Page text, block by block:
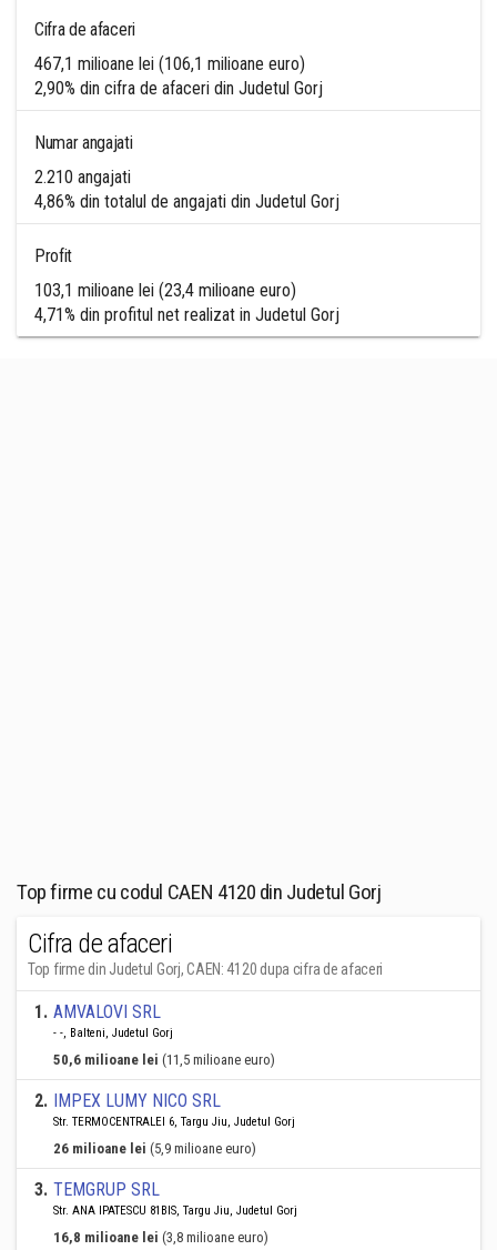
Cifra de afaceri
467,1 milioane lei (106,1 milioane euro)
2,90% din cifra de afaceri din Judetul Gorj
Numar angajati
2.210 angajati
4,86% din totalul de angajati din Judetul Gorj
Profit
103,1 milioane lei (23,4 milioane euro)
4,71% din profitul net realizat in Judetul Gorj
Top firme cu codul CAEN 4120 din Judetul Gorj
Cifra de afaceri
Top firme din Judetul Gorj, CAEN: 4120 dupa cifra de afaceri
1. AMVALOVI SRL
- -, Balteni, Judetul Gorj
50,6 milioane lei (11,5 milioane euro)
2. IMPEX LUMY NICO SRL
Str. TERMOCENTRALEI 6, Targu Jiu, Judetul Gorj
26 milioane lei (5,9 milioane euro)
3. TEMGRUP SRL
Str. ANA IPATESCU 81BIS, Targu Jiu, Judetul Gorj
16,8 milioane lei (3,8 milioane euro)